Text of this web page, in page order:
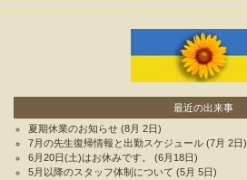
最近の出来事
夏期休業のお知らせ (8月 2日)
7月の先生復帰情報と出勤スケジュール (7月 2日)
6月20日(土)はお休みです。
(6月18日)
5月以降のスタッフ体制について (5月 5日)